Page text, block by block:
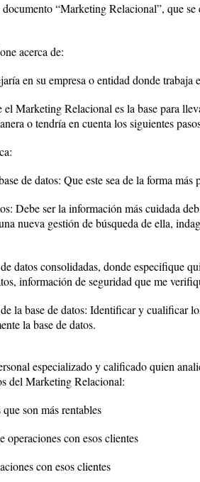
“Marketing Relacional”, que
acerca de:
en su empresa o entidad donde
el Marketing Relacional es la base para
o tendría en cuenta los siguientes
de datos: Que este sea de la forma
Debe ser la información más cuidada
nueva gestión de búsqueda de ella,
datos consolidadas, donde especifique
información de seguridad que me
la base de datos: Identificar y cualificar
la base de datos.
especializado y calificado quien
del Marketing Relacional:
son más rentables
con esos clientes
con esos clientes